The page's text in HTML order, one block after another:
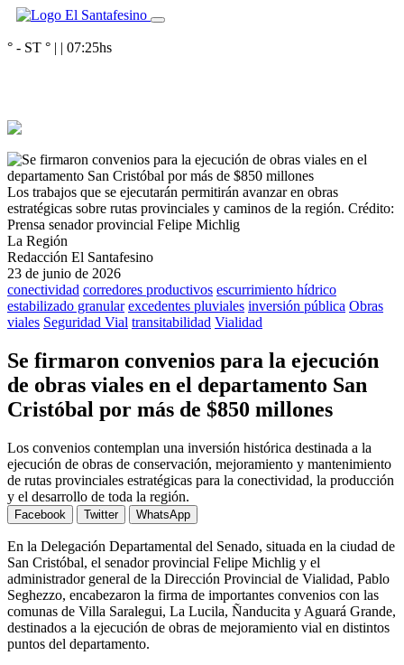
° - ST ° | | 07:25hs
Los trabajos que se ejecutarán permitirán avanzar en obras
estratégicas sobre rutas provinciales y caminos de la región. Crédito:
Prensa senador provincial Felipe Michlig
La Región
Redacción El Santafesino
23 de junio de 2026
conectividad corredores productivos escurrimiento hídrico
estabilizado granular excedentes pluviales inversión pública Obras
viales Seguridad Vial transitabilidad Vialidad
Se firmaron convenios para la ejecución
de obras viales en el departamento San
Cristóbal por más de $850 millones
Los convenios contemplan una inversión histórica destinada a la
ejecución de obras de conservación, mejoramiento y mantenimiento
de rutas provinciales estratégicas para la conectividad, la producción
y el desarrollo de toda la región.
Facebook Twitter WhatsApp
En la Delegación Departamental del Senado, situada en la ciudad de
San Cristóbal, el senador provincial Felipe Michlig y el
administrador general de la Dirección Provincial de Vialidad, Pablo
Seghezzo, encabezaron la firma de importantes convenios con las
comunas de Villa Saralegui, La Lucila, Ñanducita y Aguará Grande,
destinados a la ejecución de obras de mejoramiento vial en distintos
puntos del departamento.